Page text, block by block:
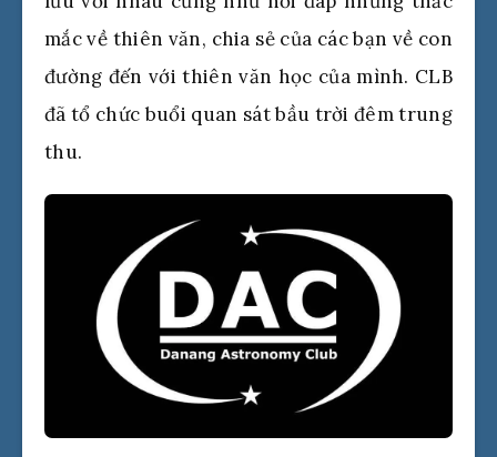
mắc về thiên văn, chia sẻ của các bạn về con
đường đến với thiên văn học của mình. CLB
đã tổ chức buổi quan sát bầu trời đêm trung
thu.